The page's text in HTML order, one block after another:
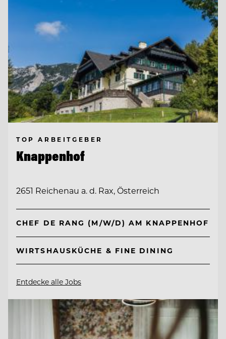
TOP ARBEITGEBER
Knappenhof
2651 Reichenau a. d. Rax, Österreich
CHEF DE RANG (M/W/D) AM KNAPPENHOF
WIRTSHAUSKÜCHE & FINE DINING
Entdecke alle Jobs